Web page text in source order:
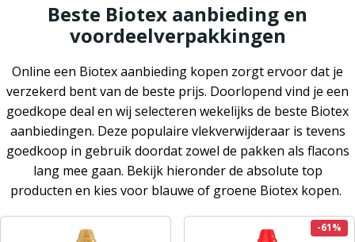
Beste Biotex aanbieding en
voordeelverpakkingen
Online een Biotex aanbieding kopen zorgt ervoor dat je
verzekerd bent van de beste prijs. Doorlopend vind je een
goedkope deal en wij selecteren wekelijks de beste Biotex
aanbiedingen. Deze populaire vlekverwijderaar is tevens
goedkoop in gebruik doordat zowel de pakken als flacons
lang mee gaan. Bekijk hieronder de absolute top
producten en kies voor blauwe of groene Biotex kopen.
-61%